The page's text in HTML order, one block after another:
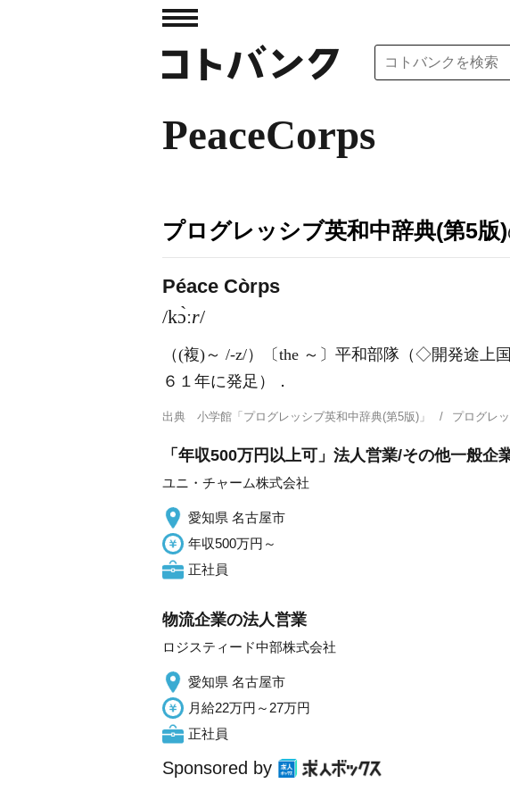
PeaceCorps
プログレッシブ英和中辞典(第5版)
Péace Còrps
/kɔ̀ːr/
（(複)～ /-z/） 〔the ～〕平和部隊（◇開発途上
６１年に発足）
．
出典 小学館「プログレッシブ英和中辞典(第5版)」 プログレ
「年収500万円以上可」法人営業/その他一般企
ユニ・チャーム株式会社
愛知県 名古屋市
年収500万円～
正社員
物流企業の法人営業
ロジスティード中部株式会社
愛知県 名古屋市
月給22万円～27万円
正社員
Sponsored by